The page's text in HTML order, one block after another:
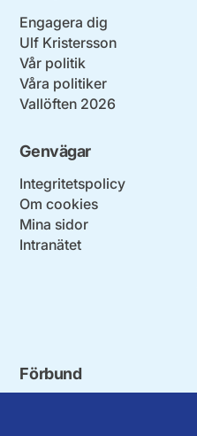
Engagera dig
Ulf Kristersson
Vår politik
Våra politiker
Vallöften 2026
Genvägar
Integritetspolicy
Om cookies
Mina sidor
Intranätet
Förbund